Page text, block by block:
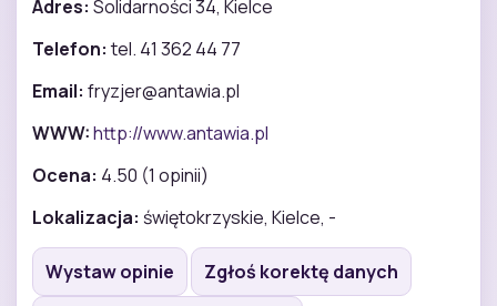
Adres: Solidarności 34, Kielce
Telefon: tel. 41 362 44 77
Email: fryzjer@antawia.pl
WWW:http://www.antawia.pl
Ocena: 4.50 (1 opinii)
Lokalizacja: świętokrzyskie, Kielce, -
Wystaw opinie
Zgłoś korektę danych